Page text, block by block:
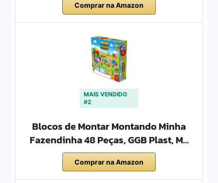
Comprar na Amazon
MAIS VENDIDO
#2
Blocos de Montar Montando Minha
Fazendinha 48 Peças, GGB Plast, M…
Comprar na Amazon